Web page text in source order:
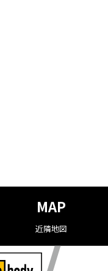
MAP
近隣地図